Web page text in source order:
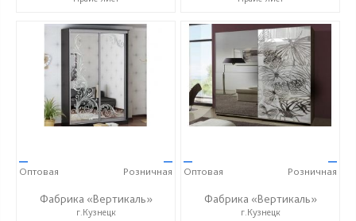
—
Оптовая
—
Розничная
Фабрика «Вертикаль»
г.Кузнецк
—
Оптовая
—
Розничная
Фабрика «Вертикаль»
г.Кузнецк